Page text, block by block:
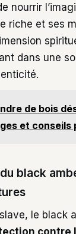
nourrir
riche et ses
dans une
de bois
et conseils
black
le black